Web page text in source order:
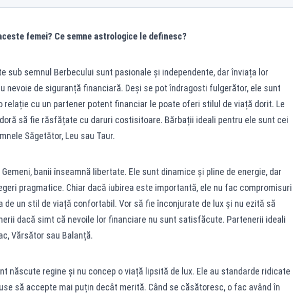
femei? Ce semne astrologice le definesc?
sub semnul Berbecului sunt pasionale și independente, dar înviața lor
nevoie de siguranță financiară. Deși se pot îndragosti fulgerător, ele sunt
relație cu un partener potent financiar le poate oferi stilul de viață dorit. Le
să fie răsfățate cu daruri costisitoare. Bărbații ideali pentru ele sunt cei
Săgetător, Leu sau Taur.
banii înseamnă libertate. Ele sunt dinamice și pline de energie, dar
pragmatice. Chiar dacă iubirea este importantă, ele nu fac compromisuri
de un stil de viață confortabil. Vor să fie înconjurate de lux și nu ezită să
dacă simt că nevoile lor financiare nu sunt satisfăcute. Partenerii ideali
Vărsător sau Balanță.
născute regine și nu concep o viață lipsită de lux. Ele au standarde ridicate
să accepte mai puțin decât merită. Când se căsătoresc, o fac având în